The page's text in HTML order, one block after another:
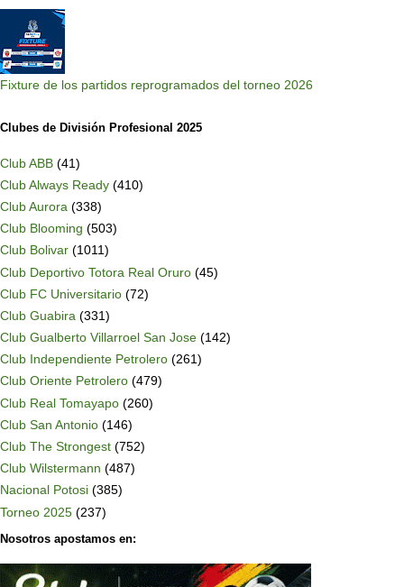
Fixture de los partidos reprogramados del torneo 2026
Clubes de División Profesional 2025
Club ABB (41)
Club Always Ready (410)
Club Aurora (338)
Club Blooming (503)
Club Bolivar (1011)
Club Deportivo Totora Real Oruro (45)
Club FC Universitario (72)
Club Guabira (331)
Club Gualberto Villarroel San Jose (142)
Club Independiente Petrolero (261)
Club Oriente Petrolero (479)
Club Real Tomayapo (260)
Club San Antonio (146)
Club The Strongest (752)
Club Wilstermann (487)
Nacional Potosi (385)
Torneo 2025 (237)
Nosotros apostamos en: